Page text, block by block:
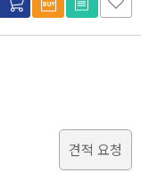
견적 요청